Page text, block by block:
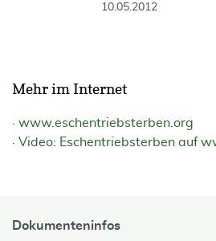
10.05.2012
Mehr im Internet
www.eschentriebsterben.org
Video: Eschentriebsterben auf
Dokumenteninfos